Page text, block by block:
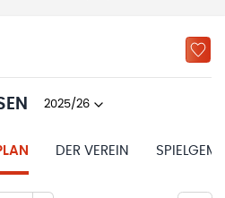
2025/26
DER VEREIN